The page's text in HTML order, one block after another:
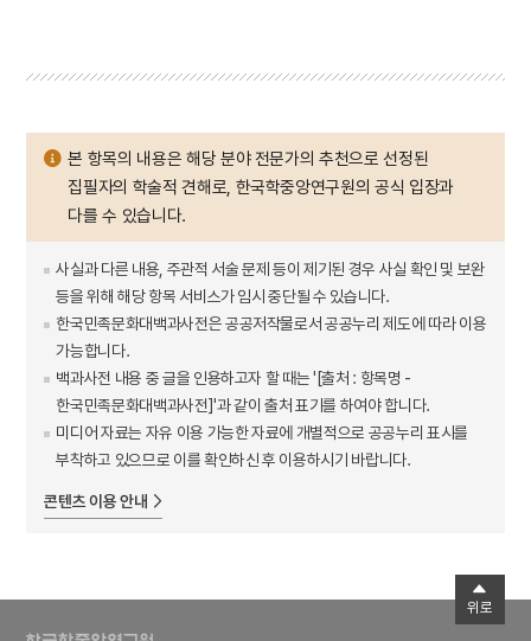
본 항목의 내용은 해당 분야 전문가의 추천으로 선정된
집필자의 학술적 견해로, 한국학중앙연구원의 공식 입장과
다를 수 있습니다.
사실과 다른 내용, 주관적 서술 문제 등이 제기된 경우 사실 확인 및 보완
등을 위해 해당 항목 서비스가 임시 중단될 수 있습니다.
한국민족문화대백과사전은 공공저작물로서 공공누리 제도에 따라 이용
가능합니다.
백과사전 내용 중 글을 인용하고자 할 때는 '[출처 : 항목명 -
한국민족문화대백과사전]'과 같이 출처 표기를 하여야 합니다.
미디어 자료는 자유 이용 가능한 자료에 개별적으로 공공누리 표시를
부착하고 있으므로 이를 확인하신 후 이용하시기 바랍니다.
콘텐츠 이용 안내
위로